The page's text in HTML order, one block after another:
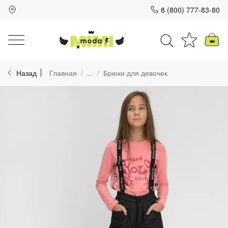
8 (800) 777-83-80
Назад Главная ... Брюки для девочек
Для клиентов всех банков
Разбейте
на части